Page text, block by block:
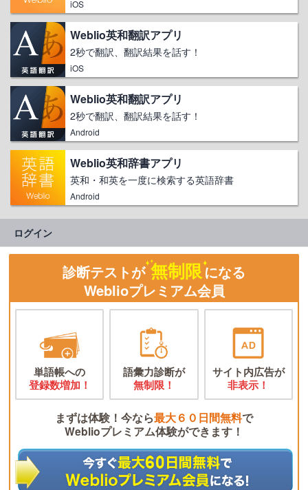
iOS
Weblio英和翻訳アプリ
2秒で翻訳、翻訳結果を話す！
iOS
Weblio英和翻訳アプリ
2秒で翻訳、翻訳結果を話す！
Android
Weblio英和辞書アプリ
英和・和英を一度に検索する英語辞書
Android
ログイン
診断テストが 無制限になる
Weblioプレミアム会員
単語帳への
登録数増加！
語彙力診断が
無制限！
サイト内広告が
非表示！
まずは体験！今なら最大６０日間無料で
Weblioプレミアム体験ができます！